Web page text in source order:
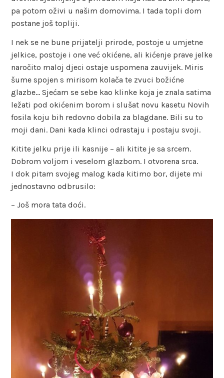
pa potom oživi u našim domovima. I tada topli dom
postane još topliji.
I nek se ne bune prijatelji prirode, postoje u umjetne
jelkice, postoje i one već okićene, ali kićenje prave jelke
naročito maloj djeci ostaje uspomena zauvijek. Miris
šume spojen s mirisom kolača te zvuci božićne
glazbe… Sjećam se sebe kao klinke koja je znala satima
ležati pod okićenim borom i slušat novu kasetu Novih
fosila koju bih redovno dobila za blagdane. Bili su to
moji dani. Dani kada klinci odrastaju i postaju svoji.
Kitite jelku prije ili kasnije – ali kitite je sa srcem.
Dobrom voljom i veselom glazbom. I otvorena srca.
I dok pitam svojeg malog kada kitimo bor, dijete mi
jednostavno odbrusilo:
– Još mora tata doći.